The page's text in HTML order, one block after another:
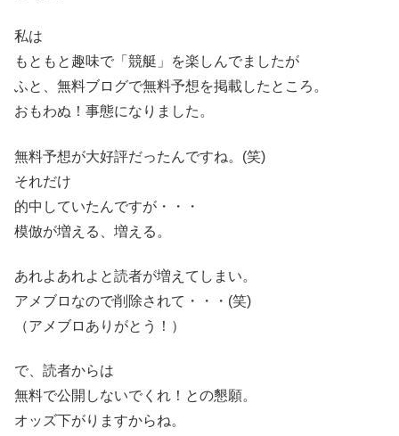
私は
もともと趣味で「競艇」を楽しんでましたが
ふと、無料ブログで無料予想を掲載したところ。
おもわぬ！事態になりました。
無料予想が大好評だったんですね。(笑)
それだけ
的中していたんですが・・・
模倣が増える、増える。
あれよあれよと読者が増えてしまい。
アメブロなので削除されて・・・(笑)
（アメブロありがとう！）
で、読者からは
無料で公開しないでくれ！との懇願。
オッズ下がりますからね。